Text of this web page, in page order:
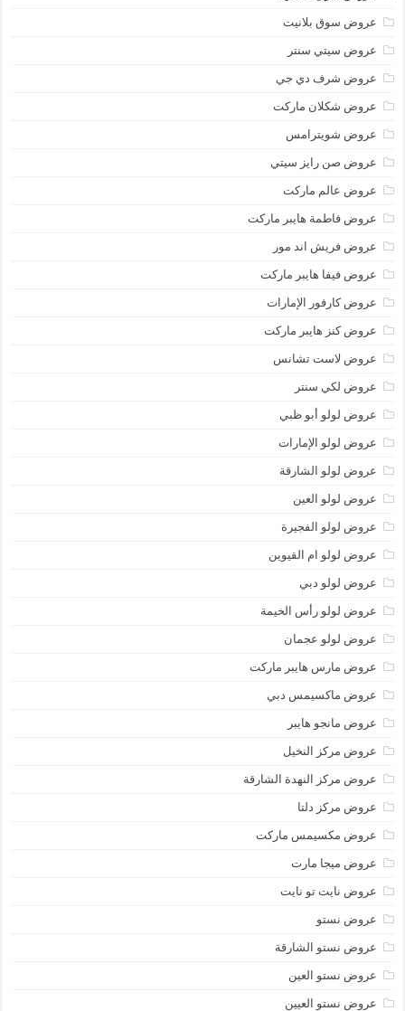
عروض سوق بلانيت
عروض سيتي سنتر
عروض شرف دي جي
عروض شكلان ماركت
عروض شويترامس
عروض صن رايز سيتي
عروض عالم ماركت
عروض فاطمة هايبر ماركت
عروض فريش اند مور
عروض فيفا هايبر ماركت
عروض كارفور الإمارات
عروض كنز هايبر ماركت
عروض لاست تشانس
عروض لكي سنتر
عروض لولو أبو ظبي
عروض لولو الإمارات
عروض لولو الشارقة
عروض لولو العين
عروض لولو الفجيرة
عروض لولو ام القيوين
عروض لولو دبي
عروض لولو رأس الخيمة
عروض لولو عجمان
عروض مارس هايبر ماركت
عروض ماكسيمس دبي
عروض مانجو هايبر
عروض مركز النخيل
عروض مركز النهدة الشارقة
عروض مركز دلتا
عروض مكسيمس ماركت
عروض ميجا مارت
عروض نايت تو نايت
عروض نستو
عروض نستو الشارقة
عروض نستو العين
عروض نستو العيين